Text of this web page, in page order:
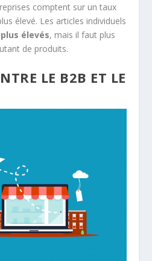
comptent sur un taux
élevé. Les articles individuels
élevés, mais il faut plus
de produits.
LE B2B ET LE